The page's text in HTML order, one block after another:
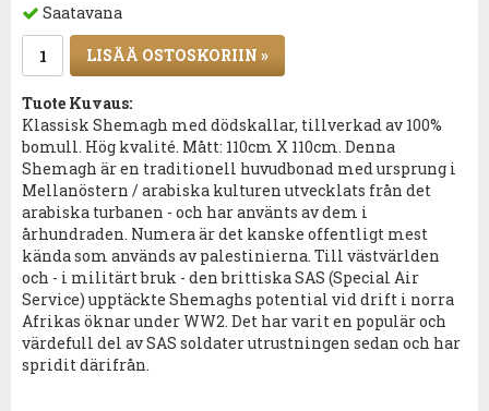
Saatavana
LISÄÄ OSTOSKORIIN »
Tuote Kuvaus:
Klassisk Shemagh med dödskallar, tillverkad av 100%
bomull. Hög kvalité. Mått: 110cm X 110cm. Denna
Shemagh är en traditionell huvudbonad med ursprung i
Mellanöstern / arabiska kulturen utvecklats från det
arabiska turbanen - och har använts av dem i
århundraden. Numera är det kanske offentligt mest
kända som används av palestinierna. Till västvärlden
och - i militärt bruk - den brittiska SAS (Special Air
Service) upptäckte Shemaghs potential vid drift i norra
Afrikas öknar under WW2. Det har varit en populär och
värdefull del av SAS soldater utrustningen sedan och har
spridit därifrån.